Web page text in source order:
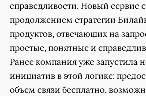
справедливости. Новый сервис
продолжением стратегии
продуктов, отвечающих на
простые, понятные и
Ранее компания уже запустила
инициатив в этой логике:
объем связи бесплатно,